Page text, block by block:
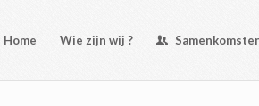
Home Wie zijn wij ?